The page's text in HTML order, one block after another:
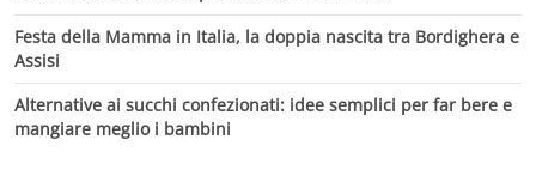
Festa della Mamma in Italia, la doppia nascita tra Bordighera e
Assisi
Alternative ai succhi confezionati: idee semplici per far bere e
mangiare meglio i bambini